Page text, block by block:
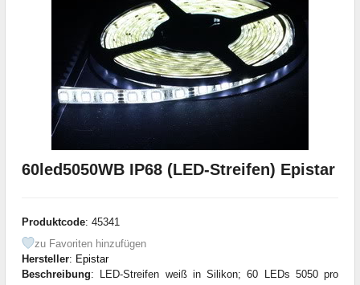
60led5050WB IP68 (LED-Streifen) Epistar
Produktcode: 45341
zu Favoriten hinzufügen
Hersteller: Epistar
Beschreibung: LED-Streifen weiß in Silikon; 60 LEDs 5050 pro